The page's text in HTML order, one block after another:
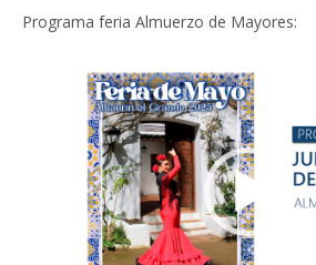
Programa feria Almuerzo de Mayores:
Reproductor